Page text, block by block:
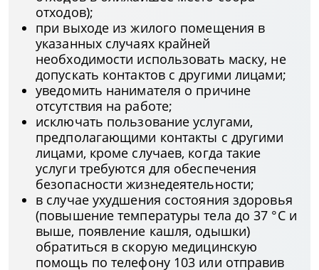
отходов);
при выходе из жилого помещения в
указанных случаях крайней
необходимости использовать маску, не
допускать контактов с другими лицами;
уведомить нанимателя о причине
отсутствия на работе;
исключать пользование услугами,
предполагающими контакты с другими
лицами, кроме случаев, когда такие
услуги требуются для обеспечения
безопасности жизнедеятельности;
в случае ухудшения состояния здоровья
(повышение температуры тела до 37 °C и
выше, появление кашля, одышки)
обратиться в скорую медицинскую
помощь по телефону 103 или отправив